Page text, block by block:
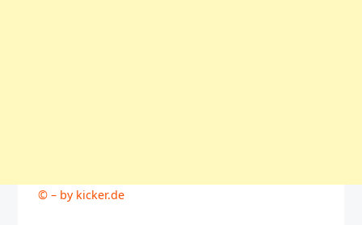
© – by kicker.de